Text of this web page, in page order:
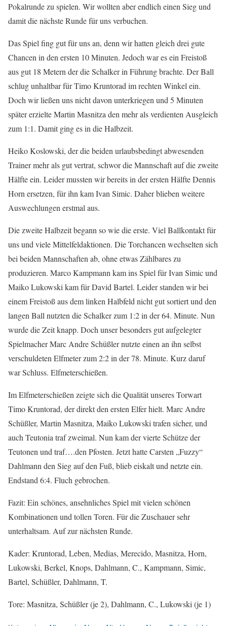
Pokalrunde zu spielen. Wir wollten aber endlich einen Sieg und
damit die nächste Runde für uns verbuchen.
Das Spiel fing gut für uns an, denn wir hatten gleich drei gute
Chancen in den ersten 10 Minuten. Jedoch war es ein Freistoß
aus gut 18 Metern der die Schalker in Führung brachte. Der Ball
schlug unhaltbar für Timo Kruntorad im rechten Winkel ein.
Doch wir ließen uns nicht davon unterkriegen und 5 Minuten
später erzielte Martin Masnitza den mehr als verdienten Ausgleich
zum 1:1. Damit ging es in die Halbzeit.
Heiko Koslowski, der die beiden urlaubsbedingt abwesenden
Trainer mehr als gut vertrat, schwor die Mannschaft auf die zweite
Hälfte ein. Leider mussten wir bereits in der ersten Hälfte Dennis
Horn ersetzen, für ihn kam Ivan Simic. Daher blieben weitere
Auswechlungen erstmal aus.
Die zweite Halbzeit begann so wie die erste. Viel Ballkontakt für
uns und viele Mittelfeldaktionen. Die Torchancen wechselten sich
bei beiden Mannschaften ab, ohne etwas Zählbares zu
produzieren. Marco Kampmann kam ins Spiel für Ivan Simic und
Maiko Lukowski kam für David Bartel. Leider standen wir bei
einem Freistoß aus dem linken Halbfeld nicht gut sortiert und den
langen Ball nutzten die Schalker zum 1:2 in der 64. Minute. Nun
wurde die Zeit knapp. Doch unser besonders gut aufgelegter
Spielmacher Marc Andre Schüßler nutzte einen an ihn selbst
verschuldeten Elfmeter zum 2:2 in der 78. Minute. Kurz daruf
war Schluss. Elfmeterschießen.
Im Elfmeterschießen zeigte sich die Qualität unseres Torwart
Timo Kruntorad, der direkt den ersten Elfer hielt. Marc Andre
Schüßler, Martin Masnitza, Maiko Lukowski trafen sicher, und
auch Teutonia traf zweimal. Nun kam der vierte Schütze der
Teutonen und traf….den Pfosten. Jetzt hatte Carsten „Fuzzy“
Dahlmann den Sieg auf den Fuß, blieb eiskalt und netzte ein.
Endstand 6:4. Fluch gebrochen.
Fazit: Ein schönes, ansehnliches Spiel mit vielen schönen
Kombinationen und tollen Toren. Für die Zuschauer sehr
unterhaltsam. Auf zur nächsten Runde.
Kader: Kruntorad, Leben, Medias, Merecido, Masnitza, Horn,
Lukowski, Berkel, Knops, Dahlmann, C., Kampmann, Simic,
Bartel, Schüßler, Dahlmann, T.
Tore: Masnitza, Schüßler (je 2), Dahlmann, C., Lukowski (je 1)